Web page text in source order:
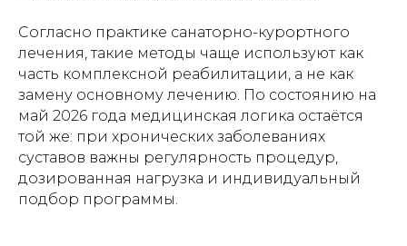
Согласно практике санаторно-курортного
лечения, такие методы чаще используют как
часть комплексной реабилитации, а не как
замену основному лечению. По состоянию на
май 2026 года медицинская логика остаётся
той же: при хронических заболеваниях
суставов важны регулярность процедур,
дозированная нагрузка и индивидуальный
подбор программы.